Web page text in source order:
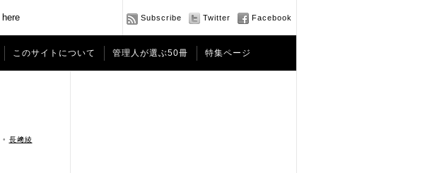
Subscribe Twitter Facebook
このサイトについて 管理人が選ぶ50冊 特集ページ
• 長﨑綾